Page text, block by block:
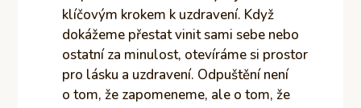
klíčovým krokem k uzdravení. Když
dokážeme přestat vinit sami sebe nebo
ostatní za minulost, otevíráme si prostor
pro lásku a uzdravení. Odpuštění není
o tom, že zapomeneme, ale o tom, že